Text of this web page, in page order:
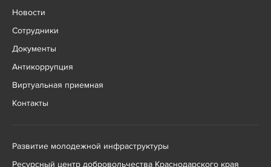
Новости
Сотрудники
Документы
Антикоррупция
Виртуальная приемная
Контакты
Развитие молодежной инфраструктуры
Ресурсный центр добровольчества Краснодарского края